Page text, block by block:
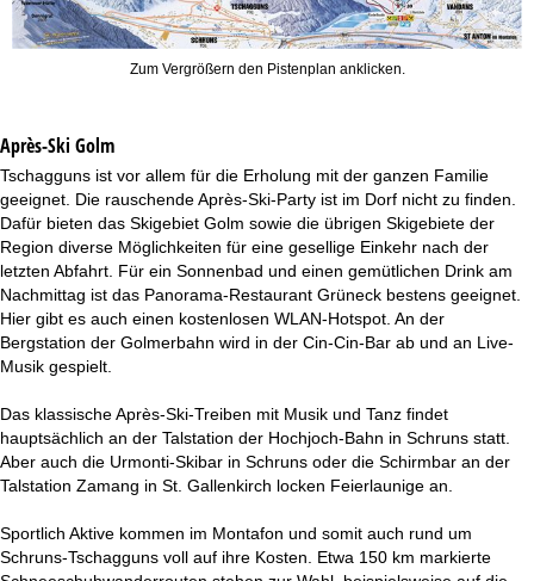
Zum Vergrößern den Pistenplan anklicken.
Après-Ski Golm
Tschagguns ist vor allem für die Erholung mit der ganzen Familie
geeignet. Die rauschende Après-Ski-Party ist im Dorf nicht zu finden.
Dafür bieten das Skigebiet Golm sowie die übrigen Skigebiete der
Region diverse Möglichkeiten für eine gesellige Einkehr nach der
letzten Abfahrt. Für ein Sonnenbad und einen gemütlichen Drink am
Nachmittag ist das Panorama-Restaurant Grüneck bestens geeignet.
Hier gibt es auch einen kostenlosen WLAN-Hotspot. An der
Bergstation der Golmerbahn wird in der Cin-Cin-Bar ab und an Live-
Musik gespielt.
Das klassische Après-Ski-Treiben mit Musik und Tanz findet
hauptsächlich an der Talstation der Hochjoch-Bahn in Schruns statt.
Aber auch die Urmonti-Skibar in Schruns oder die Schirmbar an der
Talstation Zamang in St. Gallenkirch locken Feierlaunige an.
Sportlich Aktive kommen im Montafon und somit auch rund um
Schruns-Tschagguns voll auf ihre Kosten. Etwa 150 km markierte